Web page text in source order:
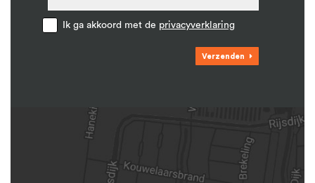
Ik ga akkoord met de privacyverklaring
Verzenden